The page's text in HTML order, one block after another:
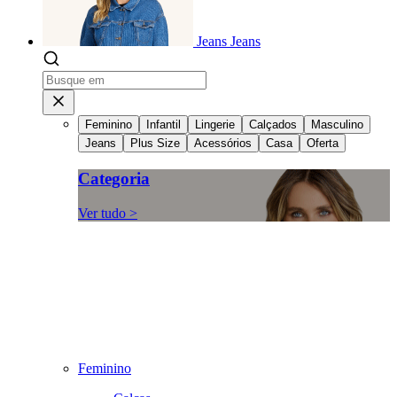
Jeans Jeans
Feminino Infantil Lingerie Calçados
Masculino
Jeans
Plus Size Acessórios Casa Oferta
Categoria
Ver tudo >
Feminino